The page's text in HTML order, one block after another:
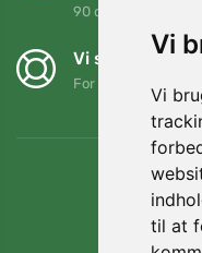
Vi
Vi
til at
90 dage
Vi støtter
For hver ordre